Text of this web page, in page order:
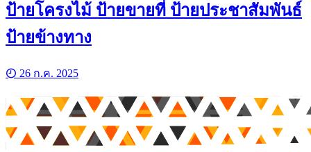
ป้ายโครงไม้ ป้ายขายที่ ป้ายประชาสัมพันธ์
ป้ายข้างทาง
26 ก.ค. 2025